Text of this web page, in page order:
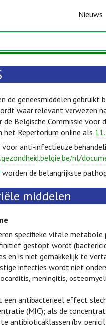
Nieuws
de geneesmiddelen gebruikt
waar relevant verwezen
Belgische Commissie voor
het Repertorium online als
voor anti-infectieuze
nl/
worden de belangrijkste
middelen
specifieke vitale
gestopt wordt
en is niet gemakkelijk te
infecties wordt niet
meningitis,
een antibacterieel effect
(MIC); als de
antibioticaklassen (bv.